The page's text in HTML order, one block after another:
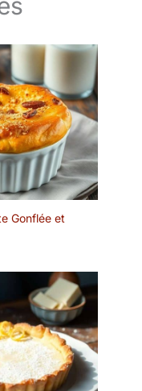
Conception
bord
profond
les
se renverser.
à rebord
est un
de
S'adapte
Armoires】
empilée et
de
porcelaine
être
rapidement et
avec du
assiettes
mieux
Gonflée et